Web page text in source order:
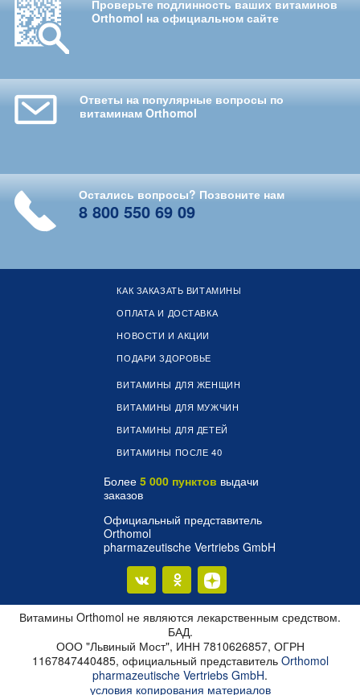
Проверьте подлинность ваших витаминов
Orthomol на официальном сайте
Ответы на популярные вопросы по
витаминам Orthomol
Остались вопросы? Позвоните нам
8 800 550 69 09
КАК ЗАКАЗАТЬ ВИТАМИНЫ
ОПЛАТА И ДОСТАВКА
НОВОСТИ И АКЦИИ
ПОДАРИ ЗДОРОВЬЕ
ВИТАМИНЫ ДЛЯ ЖЕНЩИН
ВИТАМИНЫ ДЛЯ МУЖЧИН
ВИТАМИНЫ ДЛЯ ДЕТЕЙ
ВИТАМИНЫ ПОСЛЕ 40
Более 5 000 пунктов выдачи
заказов
Официальный представитель
Orthomol
pharmazeutische Vertriebs GmbH
Витамины Orthomol не являются лекарственным средством.
БАД.
ООО "Львиный Мост", ИНН 7810626857, ОГРН
1167847440485, официальный представитель Orthomol
pharmazeutische Vertriebs GmbH.
условия копирования материалов